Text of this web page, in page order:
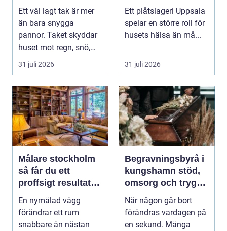
värmländskt klimat
Ett väl lagt tak är mer
än bara snygga
pannor. Taket skyddar
huset mot regn, snö,
blåst och stark vå...
31 juli 2026
för tak och fasad
Ett plåtslageri Uppsala
spelar en större roll för
husets hälsa än må...
31 juli 2026
Målare stockholm
så får du ett
proffsigt resultat
hemma
En nymålad vägg
förändrar ett rum
snabbare än nästan
Begravningsbyrå i
kungshamn stöd,
omsorg och trygg
vägledning
När någon går bort
förändras vardagen på
en sekund. Många